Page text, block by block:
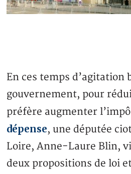
En ces temps d’agitation
gouvernement, pour
préfère augmenter
dépense, une députée
Loire, Anne-Laure Blin,
deux propositions de loi